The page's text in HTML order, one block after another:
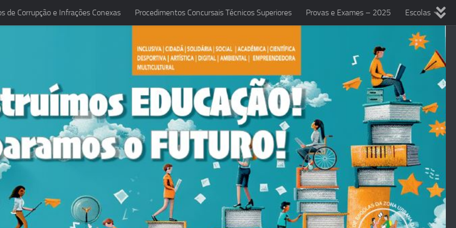
de Corrupção e Infrações Conexas Procedimentos Concursais Técnicos Superiores Provas e Exames – 2025 Escolas
Autoavaliação do AEZUFF